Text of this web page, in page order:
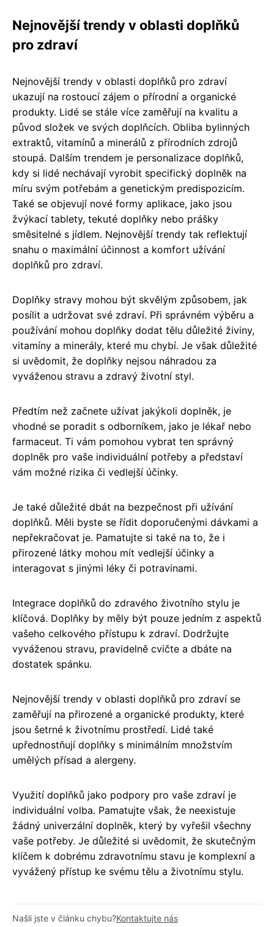
Nejnovější trendy v oblasti doplňků
pro zdraví
Nejnovější trendy v oblasti doplňků pro zdraví
ukazují na rostoucí zájem o přírodní a organické
produkty. Lidé se stále více zaměřují na kvalitu a
původ složek ve svých doplňcích. Obliba bylinných
extraktů, vitamínů a minerálů z přírodních zdrojů
stoupá. Dalším trendem je personalizace doplňků,
kdy si lidé nechávají vyrobit specifický doplněk na
míru svým potřebám a genetickým predispozicím.
Také se objevují nové formy aplikace, jako jsou
žvýkací tablety, tekuté doplňky nebo prášky
směsitelné s jídlem. Nejnovější trendy tak reflektují
snahu o maximální účinnost a komfort užívání
doplňků pro zdraví.
Doplňky stravy mohou být skvělým způsobem, jak
posílit a udržovat své zdraví. Při správném výběru a
používání mohou doplňky dodat tělu důležité živiny,
vitamíny a minerály, které mu chybí. Je však důležité
si uvědomit, že doplňky nejsou náhradou za
vyváženou stravu a zdravý životní styl.
Předtím než začnete užívat jakýkoli doplněk, je
vhodné se poradit s odborníkem, jako je lékař nebo
farmaceut. Ti vám pomohou vybrat ten správný
doplněk pro vaše individuální potřeby a představí
vám možné rizika či vedlejší účinky.
Je také důležité dbát na bezpečnost při užívání
doplňků. Měli byste se řídit doporučenými dávkami a
nepřekračovat je. Pamatujte si také na to, že i
přirozené látky mohou mít vedlejší účinky a
interagovat s jinými léky či potravinami.
Integrace doplňků do zdravého životního stylu je
klíčová. Doplňky by měly být pouze jedním z aspektů
vašeho celkového přístupu k zdraví. Dodržujte
vyváženou stravu, pravidelně cvičte a dbáte na
dostatek spánku.
Nejnovější trendy v oblasti doplňků pro zdraví se
zaměřují na přirozené a organické produkty, které
jsou šetrné k životnímu prostředí. Lidé také
upřednostňují doplňky s minimálním množstvím
umělých přísad a alergeny.
Využití doplňků jako podpory pro vaše zdraví je
individuální volba. Pamatujte však, že neexistuje
žádný univerzální doplněk, který by vyřešil všechny
vaše potřeby. Je důležité si uvědomit, že skutečným
klíčem k dobrému zdravotnímu stavu je komplexní a
vyvážený přístup ke svému tělu a životnímu stylu.
Našli jste v článku chybu?Kontaktujte nás